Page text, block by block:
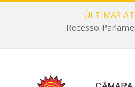
ÚLTIMAS
Recesso